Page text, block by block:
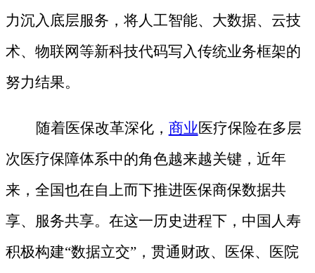
力沉入底层服务，将人工智能、大数据、云技
术、物联网等新科技代码写入传统业务框架的
努力结果。
随着医保改革深化， 商业医疗保险在多层
次医疗保障体系中的角色越来越关键，近年
来，全国也在自上而下推进医保商保数据共
享、服务共享。在这一历史进程下，中国人寿
积极构建“数据立交”，贯通财政、医保、医院